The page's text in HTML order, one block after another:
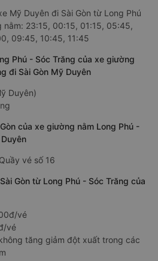
Mỹ Duyên đi Sài Gòn từ Long Phú
nằm: 23:15, 00:15, 01:15, 05:45,
09:45, 10:45, 11:45
Phú - Sóc Trăng của xe giường
đi Sài Gòn Mỹ Duyên
Duyên)
của xe giường nằm Long Phú -
vé số 16
Gòn từ Long Phú - Sóc Trăng của
vé
vé
tăng giảm đột xuất trong các